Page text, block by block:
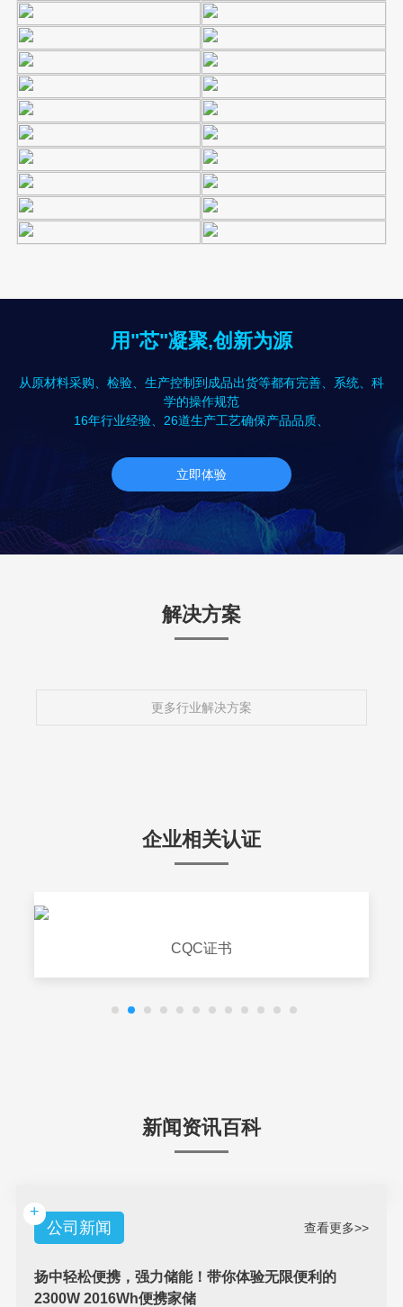
用"芯"凝聚,创新为源
从原材料采购、检验、生产控制到成品出货等都有完善、系统、科
学的操作规范
16年行业经验、26道生产工艺确保产品品质、
立即体验
解决方案
更多行业解决方案
企业相关认证
CQC证书
新闻资讯百科
+
公司新闻
查看更多>>
扬中轻松便携，强力储能！带你体验无限便利的
2300W 2016Wh便携家储